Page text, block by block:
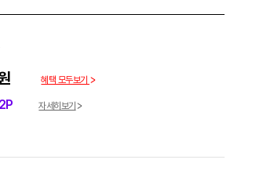
혜택 모두보기
자세히보기